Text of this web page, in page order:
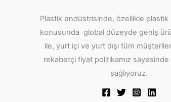
Plastik endüstrisinde, özellikle
konusunda global düzeyde geniş
ile, yurt içi ve yurt dışı tüm
rekabetçi fiyat politikamız
sağlıyoruz.